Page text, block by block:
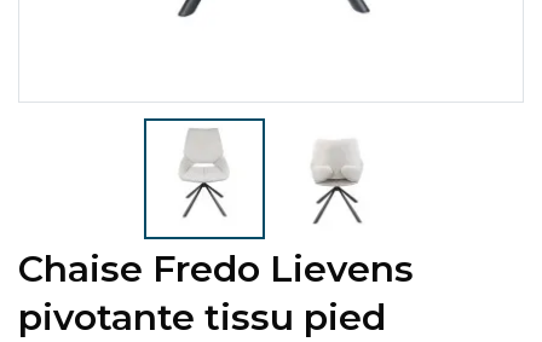
Chaise Fredo Lievens
pivotante tissu pied